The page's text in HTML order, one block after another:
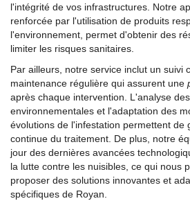
l'intégrité de vos infrastructures. Notre
renforcée par l'utilisation de produits
l'environnement, permet d'obtenir des
limiter les risques sanitaires.
Par ailleurs, notre service inclut un suivi
maintenance régulière qui assurent une
après chaque intervention. L'analyse
environnementales et l'adaptation des
évolutions de l'infestation permettent de
continue du traitement. De plus, notre
jour des dernières avancées
la lutte contre les nuisibles, ce qui nous
proposer des solutions innovantes et
spécifiques de Royan.